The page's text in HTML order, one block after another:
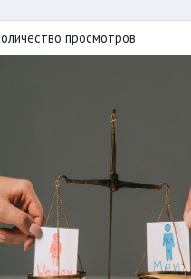
просмотров